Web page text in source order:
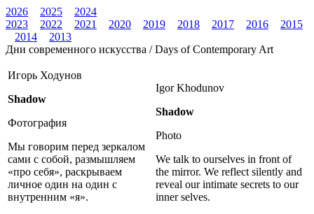
2026 2025
2024
2023
2022 2021 2020 2019 2018 2017 2016
2015
2014
2013
Дни современного искусства / Days of Contemporary Art
Игорь Ходунов
Shadow
Фотография
Мы говорим перед зеркалом
сами с собой, размышляем
«про себя», раскрываем
личное один на один с
внутренним «я».
Igor Khodunov
Shadow
Photo
We talk to ourselves in front of
the mirror. We reflect silently and
reveal our intimate secrets to our
inner selves.